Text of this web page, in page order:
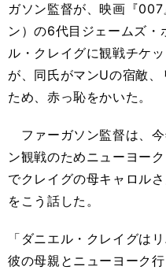
ガソン監督が、映画『
ン）の6代目ジェームズ・
ル・クレイグに観戦チケ
が、同氏がマンUの宿敵
ため、赤っ恥をかいた。
ファーガソン監督は、
ン観戦のためニューヨー
でクレイグの母キャロル
をこう話した。
「ダニエル・クレイグは
彼の母親とニューヨーク